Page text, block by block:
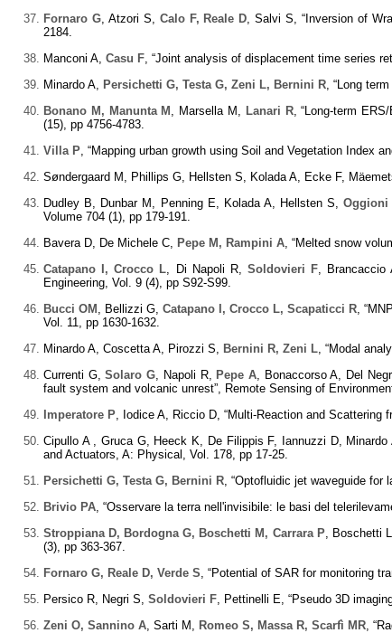
Fornaro G, Atzori S, Calo F, Reale D , Salvi S, “Inversion of
2184.
Manconi A, Casu F , “Joint analysis of displacement time series
Minardo A,
Persichetti G, Testa G, Zeni L, Bernini R , “Long
Bonano M, Manunta M
, Marsella M, Lanari R, “Long-term
(15), pp 4756-4783.
Villa P , “Mapping urban growth using Soil and Vegetation Index
Søndergaard M, Phillips G, Hellsten S, Kolada A, Ecke F,
Dudley B, Dunbar M, Penning E, Kolada A, Hellsten S,Oggioni
Volume 704 (1), pp 179-191.
Bavera D, De Michele C,
Pepe M, Rampini A , “Melted snow
Catapano I, Crocco L , Di Napoli R, Soldovieri F ,
Engineering, Vol. 9 (4), pp S92-S99.
Bucci OM
, Bellizzi G, Catapano I, Crocco L, Scapaticci R ,
Vol. 11, pp 1630-1632.
Minardo A, Coscetta A, Pirozzi S,
Bernini R, Zeni L , “Modal
Currenti G,Solaro G , Napoli R, Pepe A, Bonaccorso A, Del
fault system and volcanic unrest”, Remote Sensing of
Imperatore P , Iodice A, Riccio D, “Multi-Reaction and
Cipullo A , Gruca G, Heeck K, De Filippis F, Iannuzzi D, Minardo
and Actuators, A: Physical, Vol. 178, pp 17-25.
Persichetti G, Testa G, Bernini R , “Optofluidic jet waveguide
Brivio PA , “Osservare la terra nell'invisibile: le basi del
Stroppiana D, Bordogna G, Boschetti M, Carrara P, Boschetti L,
(3), pp 363-367.
Fornaro G, Reale D, Verde S , “Potential of SAR for monitoring
Persico R, Negri S, Soldovieri F , Pettinelli E, “Pseudo 3D
Zeni O, Sannino A , Sarti M, Romeo S, Massa R, Scarfì MR ,